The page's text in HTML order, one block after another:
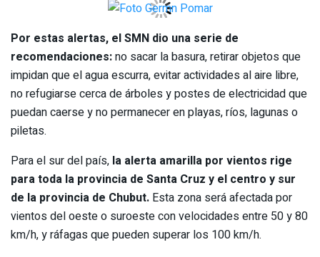
Por estas alertas, el SMN dio una serie de
recomendaciones:no sacar la basura, retirar objetos que
impidan que el agua escurra, evitar actividades al aire libre,
no refugiarse cerca de árboles y postes de electricidad que
puedan caerse y no permanecer en playas, ríos, lagunas o
piletas.
Para el sur del país, la alerta amarilla por vientos rige
para toda la provincia de Santa Cruz y el centro y sur
de la provincia de Chubut. Esta zona será afectada por
vientos del oeste o suroeste con velocidades entre 50 y 80
km/h, y ráfagas que pueden superar los 100 km/h.